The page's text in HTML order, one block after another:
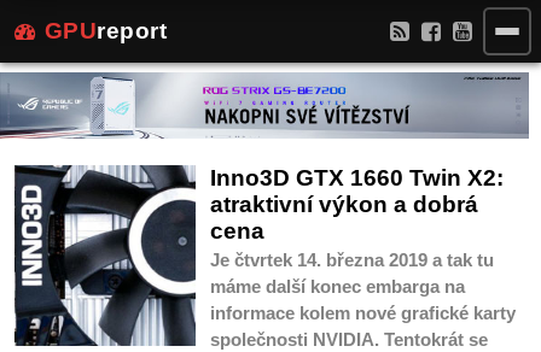
GPUreport
Inno3D GTX 1660 Twin X2:
atraktivní výkon a dobrá
cena
Je čtvrtek 14. března 2019 a tak tu
máme další konec embarga na
informace kolem nové grafické karty
společnosti NVIDIA. Tentokrát se